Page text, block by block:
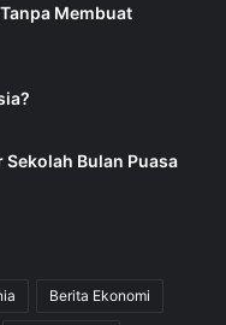
Membuat
Bulan Puasa
Berita Ekonomi